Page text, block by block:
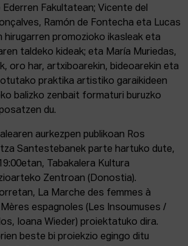
Ederren Fakultatean; Vicente del
Ramón de Fontecha eta Lucas
hirugarren promozioko ikasleak eta
taldeko kideak; eta María Muriedas,
oro har, artxiboarekin, bideoarekin eta
praktika artistiko garaikideen
balizko zenbait formaturi buruzko
du.
aurkezpen publikoan Ros
Santestebanek parte hartuko dute,
Tabakalera Kultura
Zentroan (Donostia).
La Marche des femmes à
espagnoles (Les Insoumuses /
Ioana Wieder) proiektatuko dira.
beste bi proiekzio egingo ditu